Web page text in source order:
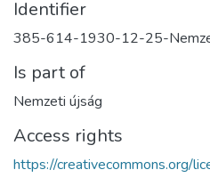
Identifier
385-614-1930-12-25-
Is part of
Nemzeti újság
Access rights
https://creativecommons.org/